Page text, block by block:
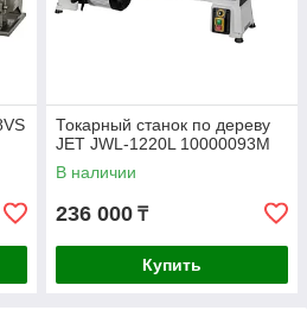
Токарный станок по дереву
JET JWL-1220L 10000093M
В наличии
236 000 ₸
Купить